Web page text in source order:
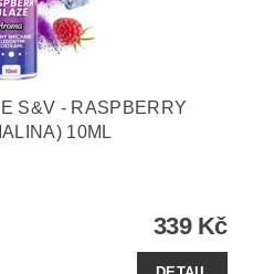
S&V - RASPBERRY
10ML
339 Kč